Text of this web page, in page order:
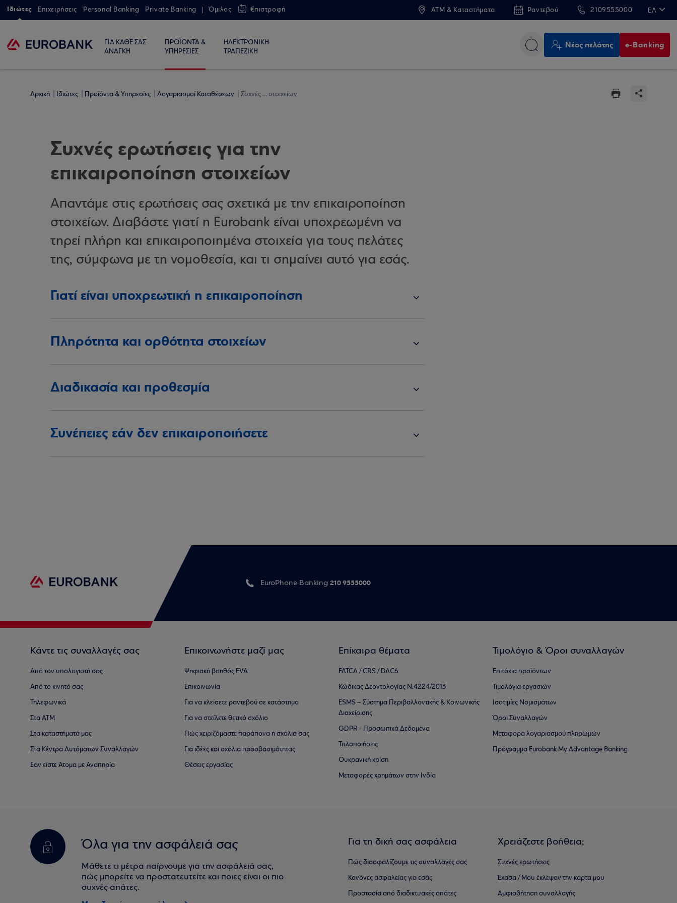
Ιδιώτες Επιχειρήσεις Personal Banking Private Banking Όμιλος €πιστροφή ATM & Καταστήματα Ραντεβού 2109555000 ΕΛ
ΓΙΑ ΚΑΘΕ ΣΑΣ
ΑΝΑΓΚΗ
ΠΡΟΪΟΝΤΑ &
ΥΠΗΡΕΣΙΕΣ
ΗΛΕΚΤΡΟΝΙΚΗ
ΤΡΑΠΕΖΙΚΗ
Νέος πελάτης e-Banking
Αρχική Ιδιώτες Προϊόντα & Υπηρεσίες Λογαριασμοί Καταθέσεων Συχνές ... στοιχείων
Συχνές ερωτήσεις για την
επικαιροποίηση στοιχείων
Απαντάμε στις ερωτήσεις σας σχετικά με την επικαιροποίηση
στοιχείων. Διαβάστε γιατί η Eurobank είναι υποχρεωμένη να
τηρεί πλήρη και επικαιροποιημένα στοιχεία για τους πελάτες
της, σύμφωνα με τη νομοθεσία, και τι σημαίνει αυτό για εσάς.
Γιατί είναι υποχρεωτική η επικαιροποίηση
Πληρότητα και ορθότητα στοιχείων
Διαδικασία και προθεσμία
Συνέπειες εάν δεν επικαιροποιήσετε
EuroPhone Banking 210 9555000
Κάντε τις συναλλαγές σας
Από τον υπολογιστή σας
Από το κινητό σας
Τηλεφωνικά
Στα ΑΤΜ
Στα καταστήματά μας
Στα Κέντρα Αυτόματων Συναλλαγών
Εάν είστε Άτομα με Αναπηρία
Επικοινωνήστε μαζί μας
Ψηφιακή βοηθός EVA
Επικοινωνία
Για να κλείσετε ραντεβού σε κατάστημα
Για να στείλετε θετικό σχόλιο
Πώς χειριζόμαστε παράπονα ή σχόλιά σας
Για ιδέες και σχόλια προσβασιμότητας
Θέσεις εργασίας
Επίκαιρα θέματα
FATCA / CRS / DAC6
Κώδικας Δεοντολογίας Ν.4224/2013
ESMS – Σύστημα Περιβαλλοντικής & Κοινωνικής
Διαχείρισης
GDPR - Προσωπικά Δεδομένα
Τιτλοποιήσεις
Ουκρανική κρίση
Μεταφορές χρημάτων στην Ινδία
Τιμολόγιο & Όροι συναλλαγών
Επιτόκια προϊόντων
Τιμολόγια εργασιών
Ισοτιμίες Νομισμάτων
Όροι Συναλλαγών
Μεταφορά λογαριασμού πληρωμών
Πρόγραμμα Eurobank My Advantage Banking
Όλα για την ασφάλειά σας
Μάθετε τι μέτρα παίρνουμε για την ασφάλειά σας,
πώς μπορείτε να προστατευτείτε και ποιες είναι οι πιο
συχνές απάτες.
Για τη δική σας ασφάλεια
Πώς διασφαλίζουμε τις συναλλαγές σας
Κανόνες ασφαλείας για εσάς
Προστασία από διαδικτυακές απάτες
Χρειάζεστε βοήθεια;
Συχνές ερωτήσεις
Έχασα / Μου έκλεψαν την κάρτα μου
Αμφισβήτηση συναλλαγής